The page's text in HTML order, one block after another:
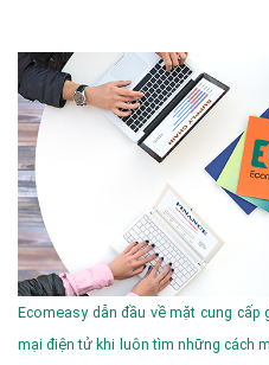
Ecomeasy dẫn đầu về mặt cung
mại điện tử khi luôn tìm những cách